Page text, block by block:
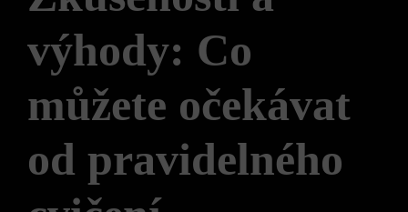
výhody: Co
můžete očekávat
od pravidelného